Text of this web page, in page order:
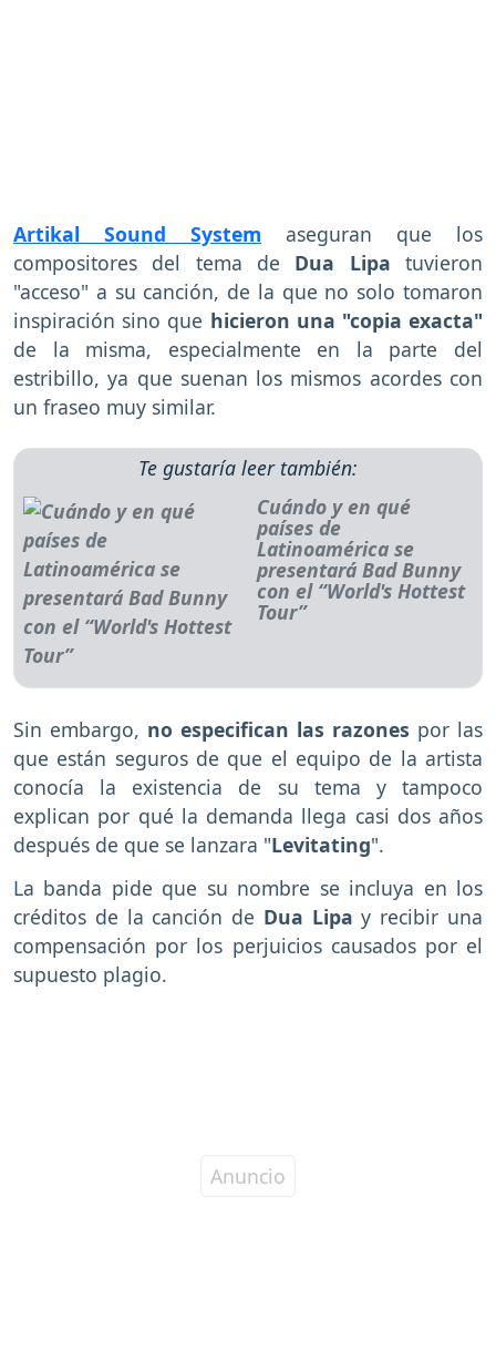
Artikal Sound System aseguran que los
compositores del tema de Dua Lipa tuvieron
"acceso" a su canción, de la que no solo tomaron
inspiración sino que hicieron una "copia exacta"
de la misma, especialmente en la parte del
estribillo, ya que suenan los mismos acordes con
un fraseo muy similar.
Te gustaría leer también:
Cuándo y en qué
países de
Latinoamérica se
presentará Bad Bunny
con el “World's Hottest
Tour”
Sin embargo, no especifican las razones por las
que están seguros de que el equipo de la artista
conocía la existencia de su tema y tampoco
explican por qué la demanda llega casi dos años
después de que se lanzara "Levitating".
La banda pide que su nombre se incluya en los
créditos de la canción de Dua Lipay recibir una
compensación por los perjuicios causados por el
supuesto plagio.